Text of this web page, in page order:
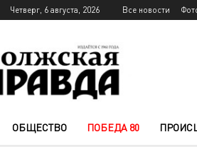
Четверг, 6 августа, 2026 Все новости
Волжского
—
Волжская
ОБЩЕСТВО ПОБЕДА 80